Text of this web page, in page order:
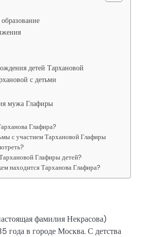
детей Тархановой
с детьми
мужа Глафиры
Глафира?
с участием Тархановой Глафиры
Глафиры детей?
находится Тарханова Глафира?
фамилия Некрасова)
года в городе Москва. С детства